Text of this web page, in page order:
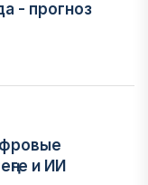
- прогноз
и ИИ